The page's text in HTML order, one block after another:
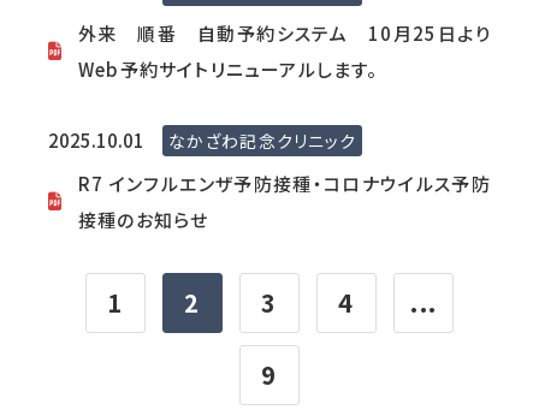
外来 順番 自動予約システム 10月25日より
Web予約サイトリニューアルします。
2025.10.01 なかざわ記念クリニック
R7 インフルエンザ予防接種・コロナウイルス予防
接種のお知らせ
1 2 3 4 ...
9